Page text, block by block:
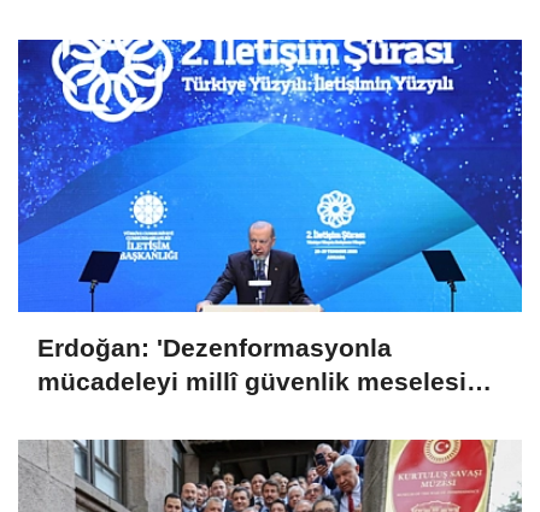
Erdoğan: 'Dezenformasyonla
mücadeleyi millî güvenlik meselesi